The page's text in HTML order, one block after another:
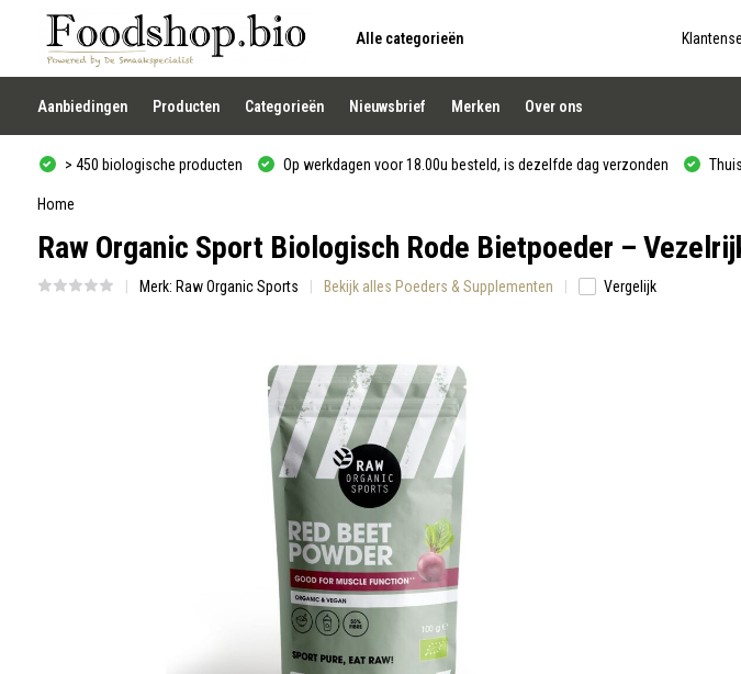
Alle categorieën
Gebruik
de
pijltjes
op
en
neer
een
resultaat
selecteren.
Druk
Enter
Aanbiedingen Producten Categorieën Nieuwsbrief Merken Over ons
> 450 biologische producten Op werkdagen voor 18.00u besteld, is dezelfde dag verzonden
Home
Raw Organic Sport Biologisch Rode Bietpoeder –
Merk: Raw Organic Sports Bekijk alles Poeders & Supplementen Vergelijk